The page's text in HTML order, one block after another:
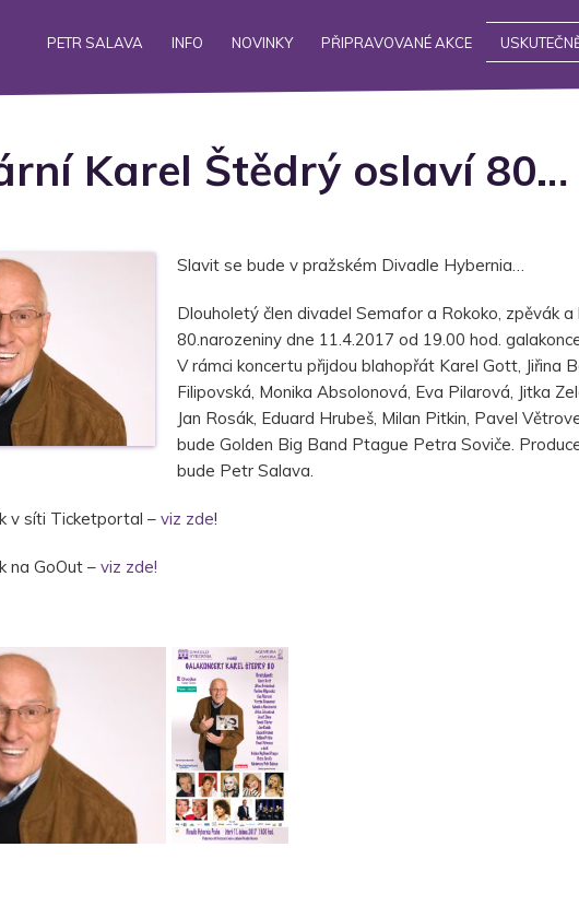
PETR SALAVA INFO NOVINKY PŘIPRAVOVANÉ AKCE
Karel Štědrý oslaví 80…
Slavit se bude v pražském Divadle Hybernia…
Dlouholetý člen divadel Semafor a Rokoko, zpěvák
80.narozeniny dne 11.4.2017 od 19.00 hod.
V rámci koncertu přijdou blahopřát Karel Gott, Jiřina
Filipovská, Monika Absolonová, Eva Pilarová, Jitka
Jan Rosák, Eduard Hrubeš, Milan Pitkin, Pavel
bude Golden Big Band Ptague Petra Soviče.
bude Petr Salava.
v síti Ticketportal – viz zde!
na GoOut – viz zde!